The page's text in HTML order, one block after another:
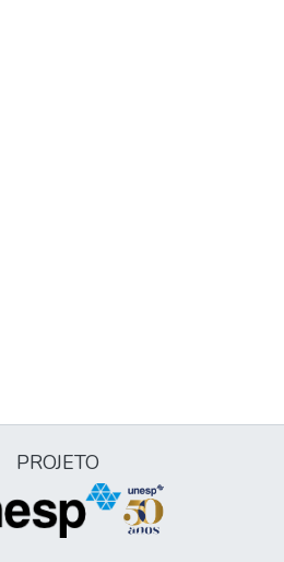
PROJETO